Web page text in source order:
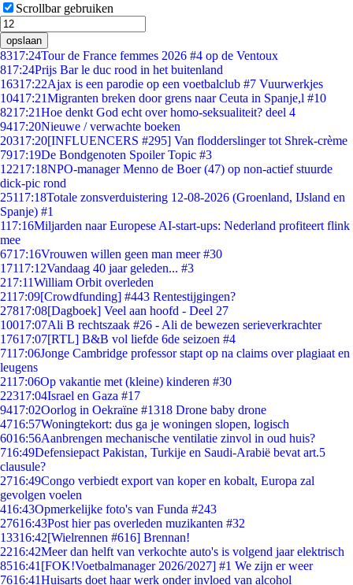
Scrollbar gebruiken
opslaan
8317:24Tour de France femmes 2026 #4 op de Ventoux
817:24Prijs Bar le duc rood in het buitenland
16317:22Ajax is een parodie op een voetbalclub #7 Vuurwerkjes
10417:21Migranten breken door grens naar Ceuta in Spanje,l #10
8217:21Hoe denkt God echt over homo-seksualiteit? deel 4
9417:20Nieuwe / verwachte boeken
20317:20[INFLUENCERS #295] Van flodderslinger tot Shrek-crème
7917:19De Bondgenoten Spoiler Topic #3
12217:18NPO-manager Menno de Boer (47) op non-actief stuurde
dick-pic rond
25117:18Totale zonsverduistering 12-08-2026 (Groenland, IJsland en
Spanje) #1
117:16Miljarden naar Europese AI-start-ups: Nederland profiteert flink
mee
6717:16Vrouwen willen geen man meer #30
17117:12Vandaag 40 jaar geleden... #3
217:11William Orbit overleden
2117:09[Crowdfunding] #443 Rentestijgingen?
27817:08[Dagboek] Veel aan hoofd - Deel 27
10017:07Ali B rechtszaak #26 - Ali de bewezen serieverkrachter
17617:07[RTL] B&B vol liefde 6de seizoen #4
7117:06Jonge Cambridge professor stapt op na claims over plagiaat en
leugens
2117:06Op vakantie met (kleine) kinderen #30
22317:04Israel en Gaza #17
9417:02Oorlog in Oekraïne #1318 Drone baby drone
4716:57Woningtekort: dus ga je woningen slopen, logisch
6016:56Aanbrengen mechanische ventilatie zinvol in oud huis?
716:49Defensiepact Pakistan, Turkije en Saudi-Arabië bevat art.5
clausule?
2716:49Congo verbiedt export van koper en kobalt, Europa zal
gevolgen voelen
416:43Opmerkelijke foto's van Funda #243
27616:43Post hier pas overleden muzikanten #32
13316:42[Wielrennen #616] Brennan!
2216:42Meer dan helft van verkochte auto's is volgend jaar elektrisch
8516:41 [FOK!Voetbalmanager 2026/2027] #1 We zijn er weer
7616:41Huisarts doet haar werk onder invloed van alcohol